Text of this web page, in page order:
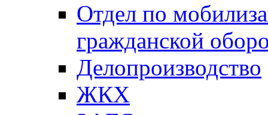
Отдел по
гражданской
Делопроизводство
ЖКХ